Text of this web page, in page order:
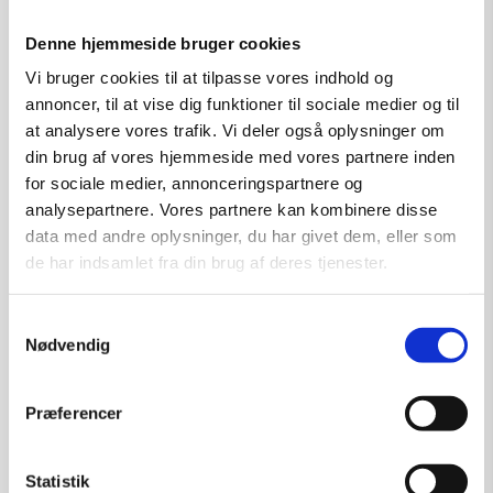
Denne hjemmeside bruger cookies
Vi bruger cookies til at tilpasse vores indhold og
annoncer, til at vise dig funktioner til sociale medier og til
at analysere vores trafik. Vi deler også oplysninger om
din brug af vores hjemmeside med vores partnere inden
for sociale medier, annonceringspartnere og
analysepartnere. Vores partnere kan kombinere disse
data med andre oplysninger, du har givet dem, eller som
de har indsamlet fra din brug af deres tjenester.
Nødvendig
Præferencer
Statistik
Tilføj til kurv